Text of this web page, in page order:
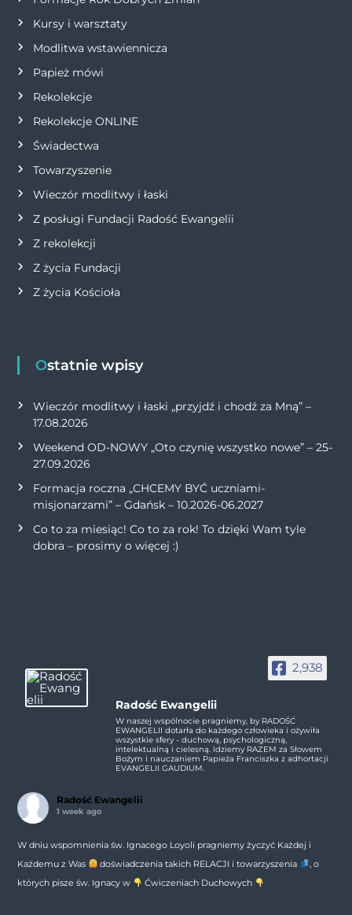
Kursy i warsztaty
Modlitwa wstawiennicza
Papież mówi
Rekolekcje
Rekolekcje ONLINE
Świadectwa
Towarzyszenie
Wieczór modlitwy i łaski
Z posługi Fundacji Radość Ewangelii
Z rekolekcji
Z życia Fundacji
Z życia Kościoła
Ostatnie wpisy
Wieczór modlitwy i łaski „przyjdź i chodź za Mną” –
17.08.2026
Weekend OD-NOWY „Oto czynię wszystko nowe” – 25-
27.09.2026
Formacja roczna „CHCEMY BYĆ uczniami-
misjonarzami” – Gdańsk – 10.2026-06.2027
Co to za miesiąc! Co to za rok! To dzięki Wam tyle
dobra – prosimy o więcej :)
2,938
Radość Ewangelii
W naszej wspólnocie pragniemy, by RADOŚĆ
EWANGELII dotarła do każdego człowieka i ożywiła
wszystkie sfery - duchową, psychologiczną,
intelektualną i cielesną. Idziemy RAZEM za Słowem
Bożym i nauczaniem Papieża Franciszka z adhortacji
EVANGELII GAUDIUM.
Radość Ewangelii
1 week ago
W dniu wspomnienia św. Ignacego Loyoli pragniemy życzyć Każdej i
Każdemu z Was
doświadczenia takich RELACJI i towarzyszenia
, o
których pisze św. Ignacy w
Ćwiczeniach Duchowych